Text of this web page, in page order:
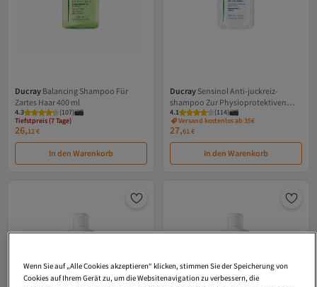
Ducray Balancing Shampoo Für
Zartes Haar 400 ml
4.3 (107)
Tiefstpreis (7 Tage)
Versand kostenlos ab 35€
Tiefstpreis (7 Tage)
26,12€
In den Warenkorb
Ducray Sensinol Anti-juckreiz-
shampoo Zur Physioprotektiven
Behandlung 200 ml
4.1 (114)
Versand kostenlos ab 35€
27,61 €
In den Warenkorb
Wenn Sie auf „Alle Cookies akzeptieren“ klicken, stimmen Sie der Speicherung von
Cookies auf Ihrem Gerät zu, um die Websitenavigation zu verbessern, die